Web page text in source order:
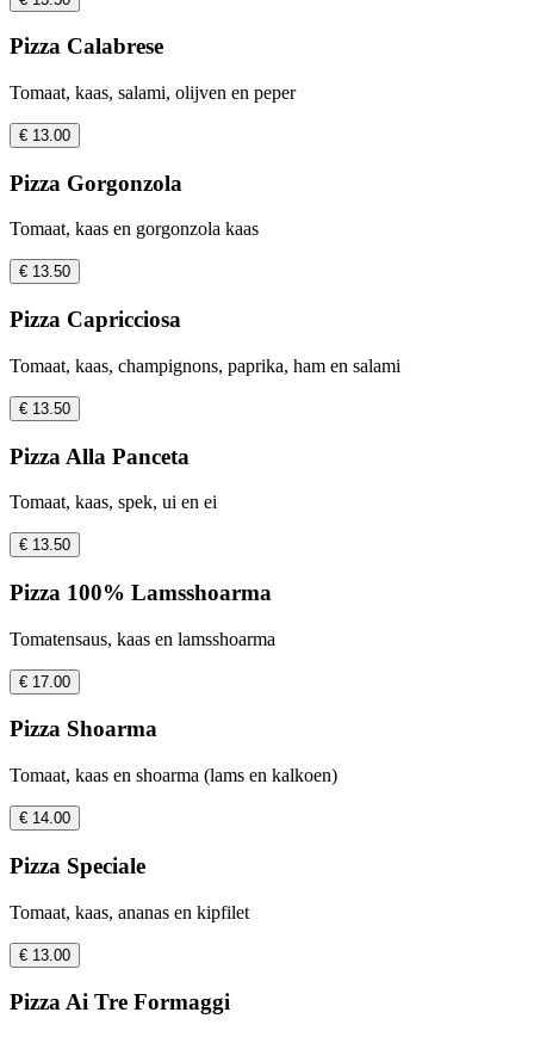
Pizza Calabrese
Tomaat, kaas, salami, olijven en peper
€ 13.00
Pizza Gorgonzola
Tomaat, kaas en gorgonzola kaas
€ 13.50
Pizza Capricciosa
Tomaat, kaas, champignons, paprika, ham en salami
€ 13.50
Pizza Alla Panceta
Tomaat, kaas, spek, ui en ei
€ 13.50
Pizza 100% Lamsshoarma
Tomatensaus, kaas en lamsshoarma
€ 17.00
Pizza Shoarma
Tomaat, kaas en shoarma (lams en kalkoen)
€ 14.00
Pizza Speciale
Tomaat, kaas, ananas en kipfilet
€ 13.00
Pizza Ai Tre Formaggi